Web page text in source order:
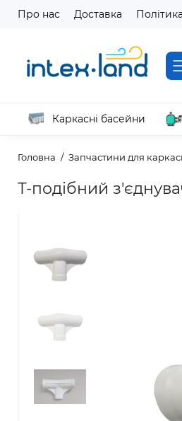
Про нас Доставка Політика
Каркасні басейни
Головна Запчастини для
Т-подібний